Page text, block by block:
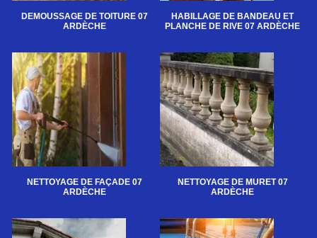
DEMOUSSAGE DE TOITURE 07
ARDÈCHE
HABILLAGE DE BANDEAU ET
PLANCHE DE RIVE 07 ARDÈCHE
NETTOYAGE DE FAÇADE 07
ARDÈCHE
NETTOYAGE DE MURET 07
ARDÈCHE